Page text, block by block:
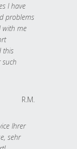
I have
problems
with me
this
R.M.
Ihrer
sehr